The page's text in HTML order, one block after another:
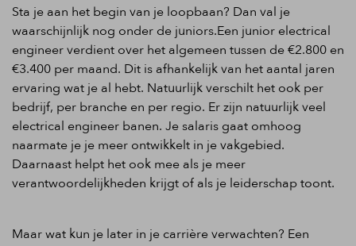
Sta je aan het begin van je loopbaan? Dan val je
waarschijnlijk nog onder de juniors.Een junior electrical
engineer verdient over het algemeen tussen de €2.800 en
€3.400 per maand. Dit is afhankelijk van het aantal jaren
ervaring wat je al hebt. Natuurlijk verschilt het ook per
bedrijf, per branche en per regio. Er zijn natuurlijk veel
electrical engineer banen. Je salaris gaat omhoog
naarmate je je meer ontwikkelt in je vakgebied.
Daarnaast helpt het ook mee als je meer
verantwoordelijkheden krijgt of als je leiderschap toont.
Maar wat kun je later in je carrière verwachten? Een